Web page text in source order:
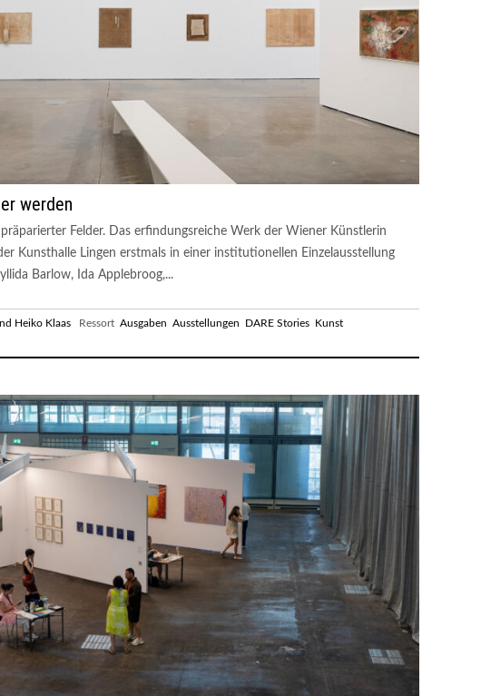
werden
Felder. Das erfindungsreiche Werk der Wiener Künstlerin
Kunsthalle Lingen erstmals in einer institutionellen Einzelausstellung
Barlow, Ida Applebroog,...
Heiko Klaas Ressort Ausgaben Ausstellungen DARE Stories Kunst